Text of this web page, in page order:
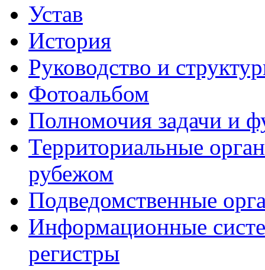
Устав
История
Руководство и
Фотоальбом
Полномочия задачи и
Территориальные
рубежом
Подведомственные
Информационные
регистры